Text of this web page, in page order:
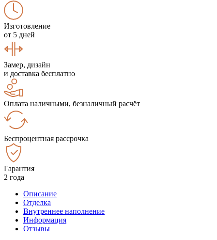
Изготовление
от 5 дней
Замер, дизайн
и доставка бесплатно
Оплата наличными, безналичный расчёт
Беспроцентная рассрочка
Гарантия
2 года
Описание
Отделка
Внутреннее наполнение
Информация
Отзывы